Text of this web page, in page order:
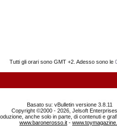
Tutti gli orari sono GMT +2. Adesso sono le
Basato su: vBulletin versione 3.8.11
Copyright ©2000 - 2026, Jelsoft Enterprises
anche solo in parte, di contenuti e
www.baronerosso.it -